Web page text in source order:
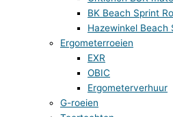
BK Beach Sprint
Hazewinkel Beach
Ergometerroeien
EXR
OBIC
Ergometerverhuur
G-roeien